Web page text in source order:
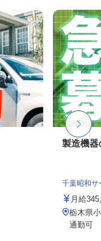
製造機器
千葉昭和サ
月給
栃木県
通勤可